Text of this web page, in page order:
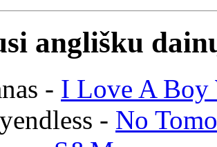
anglišku
- I Love A Boy
- No